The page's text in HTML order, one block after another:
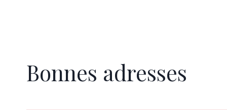
Bonnes adresses